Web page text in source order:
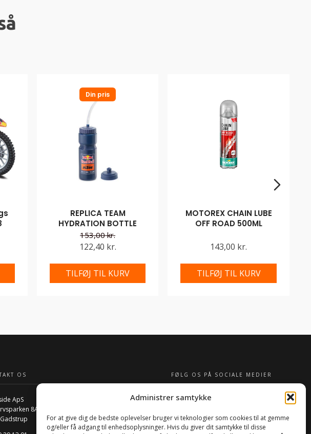
Administrer samtykke
For at give dig de bedste oplevelser bruger vi teknologier som cookies til at gemme
og/eller få adgang til enhedsoplysninger. Hvis du giver dit samtykke til disse
Din pris
REPLICA TEAM
HYDRATION BOTTLE
153,00 kr.
122,40 kr.
TILFØJ TIL KURV
MOTOREX CHAIN LUBE
OFF ROAD 500ML
143,00 kr.
TILFØJ TIL KURV
OS
ApS
8A
FØLG OS PÅ SOCIALE MEDIER